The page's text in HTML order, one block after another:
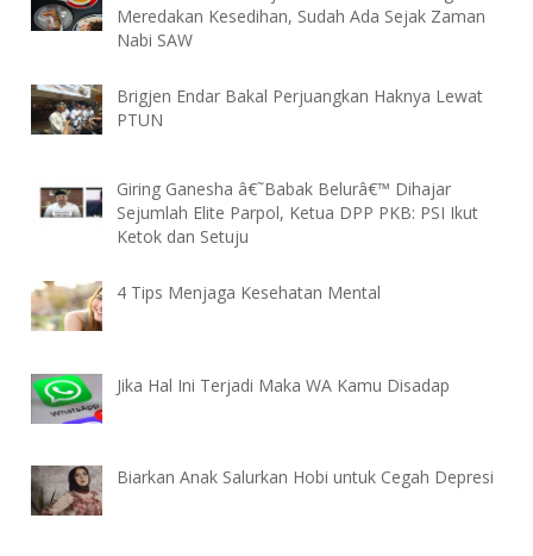
Meredakan Kesedihan, Sudah Ada Sejak Zaman
Nabi SAW
Brigjen Endar Bakal Perjuangkan Haknya Lewat
PTUN
Giring Ganesha â€˜Babak Belurâ€™ Dihajar
Sejumlah Elite Parpol, Ketua DPP PKB: PSI Ikut
Ketok dan Setuju
4 Tips Menjaga Kesehatan Mental
Jika Hal Ini Terjadi Maka WA Kamu Disadap
Biarkan Anak Salurkan Hobi untuk Cegah Depresi